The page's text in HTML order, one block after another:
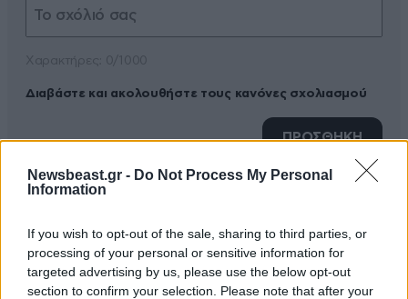
Newsbeast.gr - Do Not Process My Personal
Information
If you wish to opt-out of the sale, sharing to third parties, or
processing of your personal or sensitive information for
targeted advertising by us, please use the below opt-out
section to confirm your selection. Please note that after your
Διαβάστε και ακολουθήστε τους κανόνες σχολιασμού
ΠΡΟΣΘΗΚΗ
TRENDING